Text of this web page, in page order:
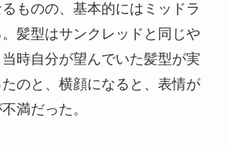
ものの、基本的にはミッドラ
髪型はサンクレッドと同じや
時自分が望んでいた髪型が実
のと、横顔になると、表情が
満だった。